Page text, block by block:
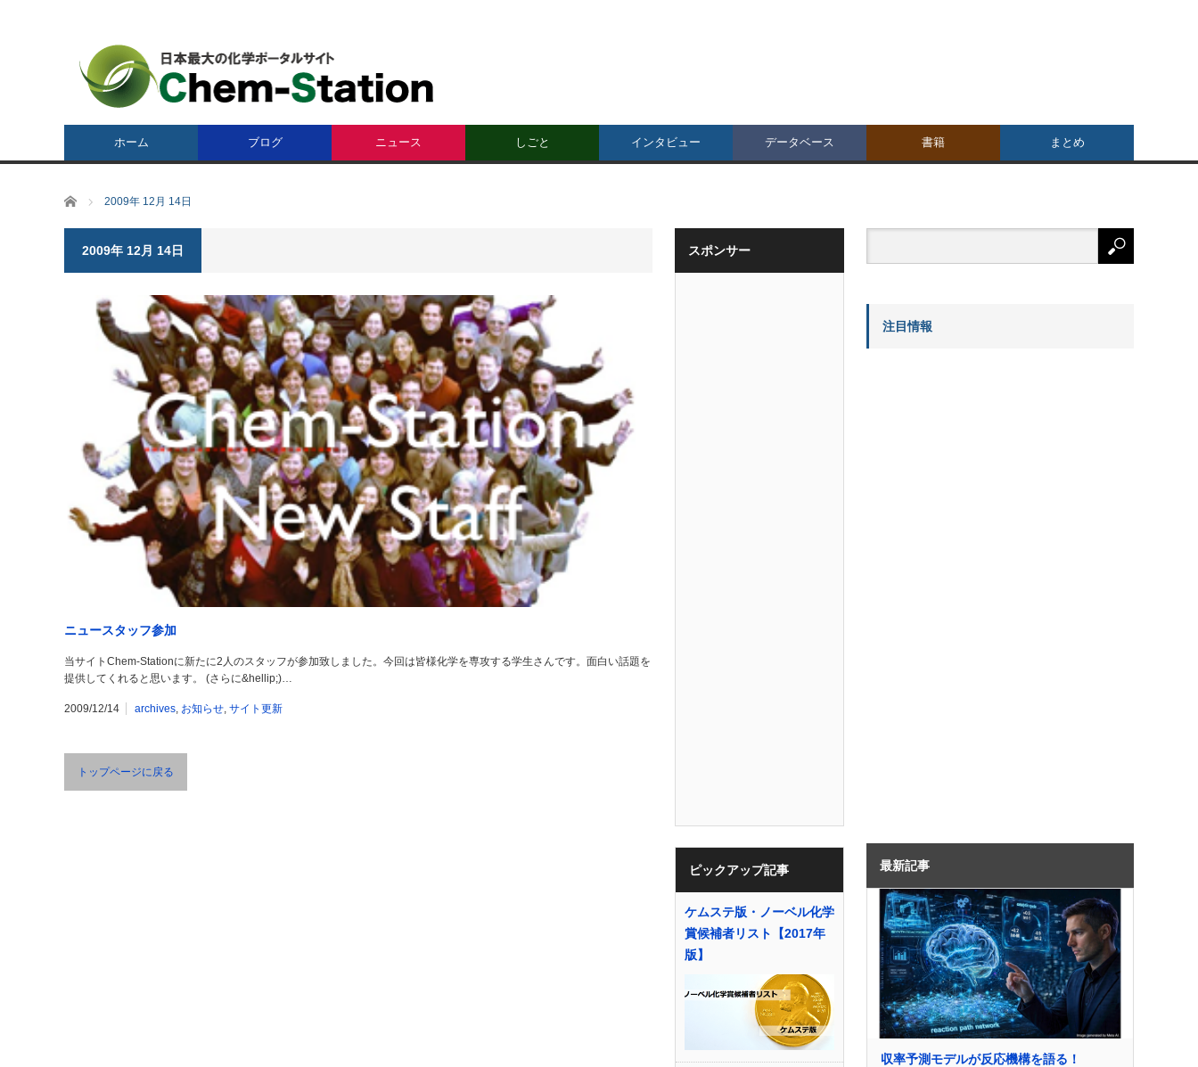
ホーム ブログ ニュース しごと インタビュー データベース 書籍 まとめ
ホーム 2009年 12月 14日
2009年 12月 14日
ニュースタッフ参加
当サイトChem-Stationに新たに2人のスタッフが参加致しました。今回は皆様化学を専攻する学生さんです。面白い話題を
提供してくれると思います。 (さらに&hellip;)…
2009/12/14 archives, お知らせ, サイト更新
トップページに戻る
スポンサー
ピックアップ記事
ケムステ版・ノーベル化学
賞候補者リスト【2017年
版】
注目情報
最新記事
収率予測モデルが反応機構を語る！